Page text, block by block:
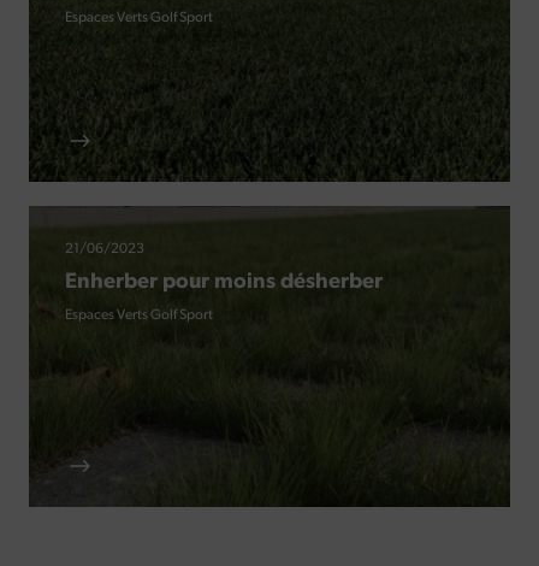
Espaces VertsGolfSport
21/06/2023
Enherber pour moins désherber
Espaces VertsGolf Sport